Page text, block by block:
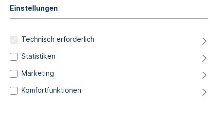
Einstellungen
Technisch erforderlich
Statistiken
Marketing
Komfortfunktionen